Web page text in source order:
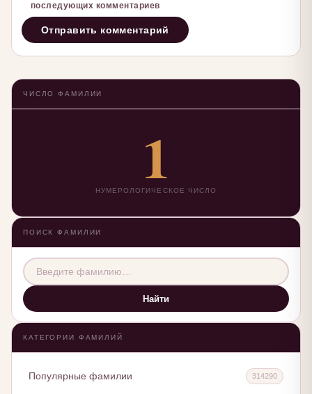
последующих комментариев
ЧИСЛО ФАМИЛИИ
1
НУМЕРОЛОГИЧЕСКОЕ ЧИСЛО
ПОИСК ФАМИЛИИ
Найти
КАТЕГОРИИ ФАМИЛИЙ
Популярные фамилии 314290